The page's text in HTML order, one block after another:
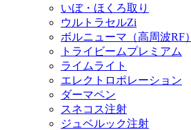
いぼ・ほくろ取り
ウルトラセルZi
ボルニューマ（高周波RF）
トライビームプレミアム
ライムライト
エレクトロポレーション
ダーマペン
スネコス注射
ジュベルック注射